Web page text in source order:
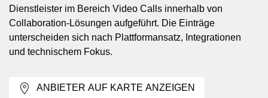
standortübergreifende Zusammenarbeit. Sie sind
besonders dort sinnvoll, wo Rückfragen unmittelbar geklärt
werden müssen oder nonverbale Signale für das Gespräch
relevant sind. Im Unterschied zu asynchronen
behandelt werden sollen.
Dienstleister im Bereich Video Calls innerhalb von
Collaboration-Lösungen aufgeführt. Die Einträge
unterscheiden sich nach Plattformansatz, Integrationen
und technischem Fokus.
ANBIETER AUF KARTE ANZEIGEN